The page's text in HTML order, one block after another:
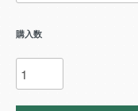
購入数